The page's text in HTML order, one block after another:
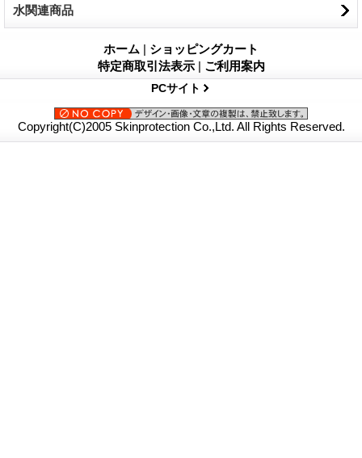
水関連商品
ホーム | ショッピングカート
特定商取引法表示 | ご利用案内
PCサイト
Copyright(C)2005 Skinprotection Co.,Ltd. All Rights Reserved.